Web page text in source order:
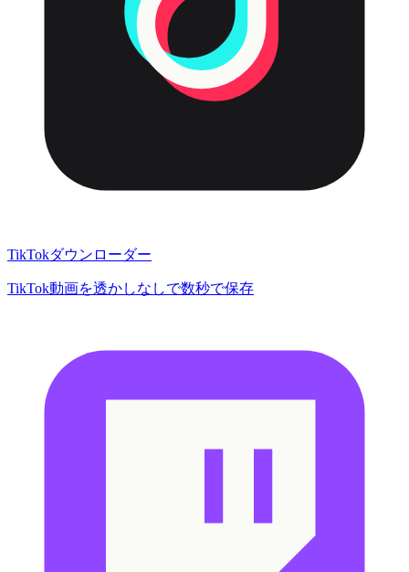
TikTokダウンローダー
TikTok動画を透かしなしで数秒で保存